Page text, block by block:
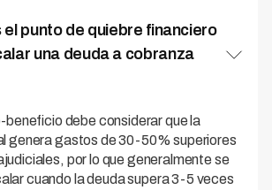
el punto de quiebre financiero
una deuda a cobranza
beneficio debe considerar que la
genera gastos de 30-50% superiores
por lo que generalmente se
cuando la deuda supera 3-5 veces